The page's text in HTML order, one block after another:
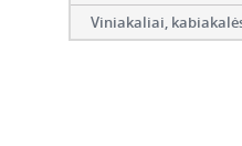
Viniakaliai,